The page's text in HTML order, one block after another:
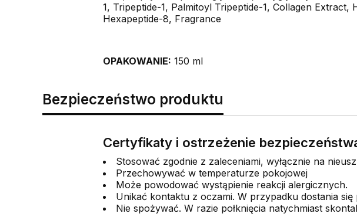
1, Tripeptide-1, Palmitoyl Tripeptide-1, Collagen
Hexapeptide-8, Fragrance
OPAKOWANIE: 150 ml
Bezpieczeństwo produktu
Certyfikaty i ostrzeżenie
Stosować zgodnie z zaleceniami, wyłącznie na
Przechowywać w temperaturze pokojowej
Może powodować wystąpienie reakcji alergicznych.
Unikać kontaktu z oczami. W przypadku dostania
Nie spożywać. W razie połknięcia natychmiast